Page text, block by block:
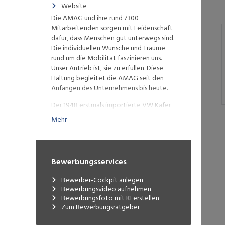
Website
Die AMAG und ihre rund 7300
Mitarbeitenden sorgen mit Leidenschaft
dafür, dass Menschen gut unterwegs sind.
Die individuellen Wünsche und Träume
rund um die Mobilität faszinieren uns.
Unser Antrieb ist, sie zu erfüllen. Diese
Haltung begleitet die AMAG seit den
Anfängen des Unternehmens bis heute.
Der 1948 erstmals importierte VW Käfer
machte das eigene Auto für immer
breitere Bevölkerungsschichten
genossen es in vollen Zügen. Diese
Entwicklung sowie die mit dem
Wirtschaftswachstum der 60er- und 70er-
Jahre rasant steigenden
Mobilitätsbedürfnisse sah unser Gründer
Mehr
Bewerbungsservices
Bewerber-Cockpit anlegen
Bewerbungsvideo aufnehmen
Bewerbungsfoto mit KI erstellen
Zum Bewerbungsratgeber